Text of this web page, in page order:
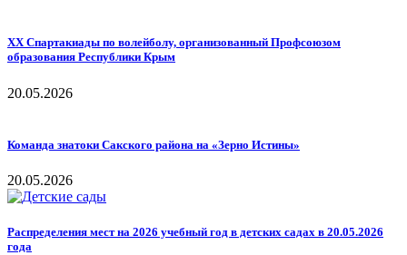
ХХ Спартакиады по волейболу, организованный Профсоюзом
образования Республики Крым
20.05.2026
Команда знатоки Сакского района на «Зерно Истины»
20.05.2026
Распределения мест на 2026 учебный год в детских садах в 20.05.2026
года